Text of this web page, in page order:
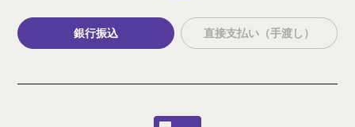
銀行振込 直接支払い（手渡し）